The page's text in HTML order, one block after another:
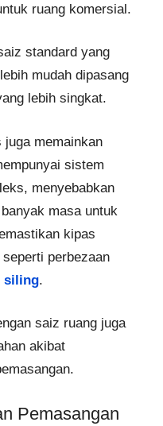
ruang komersial.
standard yang
mudah dipasang
lebih singkat.
memainkan
sistem
menyebabkan
masa untuk
kipas
perbezaan
siling.
saiz ruang juga
akibat
Pemasangan